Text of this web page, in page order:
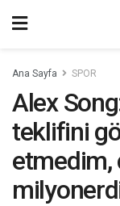
Ana Sayfa SPOR
Alex
teklifini
etmedim,